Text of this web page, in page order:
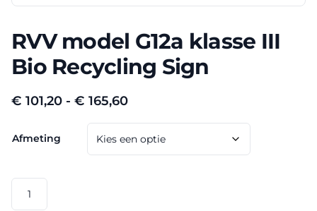
RVV model G12a klasse III
Bio Recycling Sign
€ 101,20 - € 165,60Prijsklasse:
€ 101,20
tot
€ 165,60
Afmeting
model